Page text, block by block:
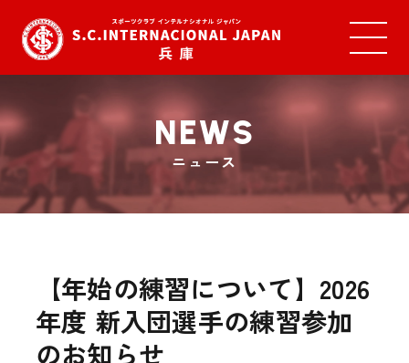
NEWS
ニュース
【年始の練習について】2026
年度 新入団選手の練習参加
のお知らせ